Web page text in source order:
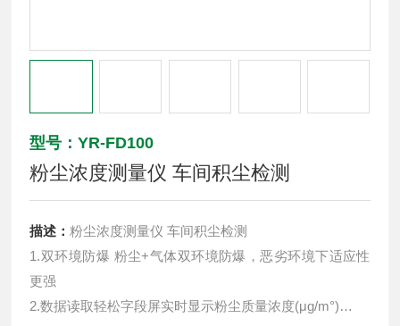
型号：YR-FD100
粉尘浓度测量仪 车间积尘检测
描述：粉尘浓度测量仪 车间积尘检测
1.双环境防爆 粉尘+气体双环境防爆，恶劣环境下适应性
更强
2.数据读取轻松字段屏实时显示粉尘质量浓度(μg/m°)